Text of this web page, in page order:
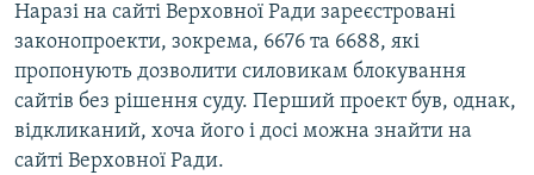
Наразі на сайті Верховної Ради зареєстровані
законопроекти, зокрема, 6676 та 6688, які
пропонують дозволити силовикам блокування
сайтів без рішення суду. Перший проект був, однак,
відкликаний, хоча його і досі можна знайти на
сайті Верховної Ради.